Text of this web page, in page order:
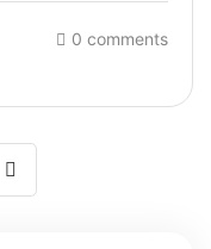
0 comments